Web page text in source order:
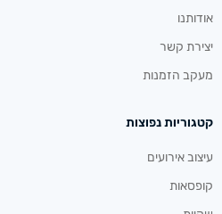
אודותנו
יצירת קשר
מעקב הזמנות
קטגוריות נפוצות
עיצוב אירועים
קופסאות